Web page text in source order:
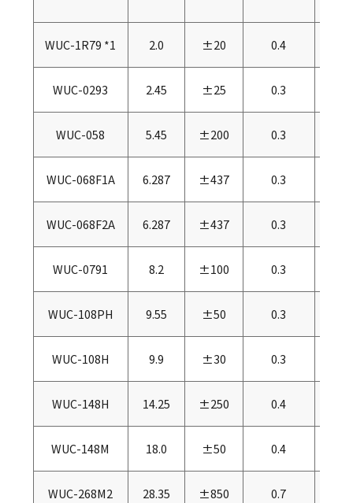
WUC-1R79 *1 2.0 ±20 0.4
WUC-0293 2.45 ±25 0.3
WUC-058 5.45 ±200 0.3
WUC-068F1A 6.287 ±437 0.3
WUC-068F2A 6.287 ±437 0.3
WUC-0791 8.2 ±100 0.3
WUC-108PH 9.55 ±50 0.3
WUC-108H 9.9 ±30 0.3
WUC-148H 14.25 ±250 0.4
WUC-148M 18.0 ±50 0.4
WUC-268M2 28.35 ±850 0.7